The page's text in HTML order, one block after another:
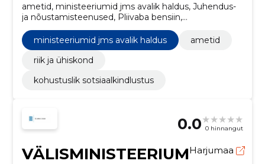
ametid, ministeeriumid jms avalik haldus, Juhendus-
ja nõustamisteenused, Pliivaba bensiin,
Mitmesugused pealisrõivad, Telefoni- ja
andmeedastusteenused, Uurimis- ja arendustöö
planeerimine ning elluviimine, Tualettpaber,
taskurätikud, käterätikud ja salvrätikud, Majutusega
ministeeriumid jms avalik haldus
ametid
riik ja ühiskond
kohustuslik sotsiaalkindlustus
0.0 0 hinnangut
VÄLISMINISTEERIUMHarjumaa